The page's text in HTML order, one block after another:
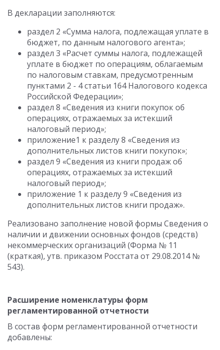
В декларации заполняются:
раздел 2 «Сумма налога, подлежащая уплате в
бюджет, по данным налогового агента»;
раздел 3 «Расчет суммы налога, подлежащей
уплате в бюджет по операциям, облагаемым
по налоговым ставкам, предусмотренным
пунктами 2 - 4 статьи 164 Налогового кодекса
Российской Федерации»;
раздел 8 «Сведения из книги покупок об
операциях, отражаемых за истекший
налоговый период»;
приложение1 к разделу 8 «Сведения из
дополнительных листов книги покупок»;
раздел 9 «Сведения из книги продаж об
операциях, отражаемых за истекший
налоговый период»;
приложение 1 к разделу 9 «Сведения из
дополнительных листов книги продаж».
Реализовано заполнение новой формы Сведения о
наличии и движении основных фондов (средств)
некоммерческих организаций (Форма № 11
(краткая), утв. приказом Росстата от 29.08.2014 №
543).
Расширение номенклатуры форм
регламентированной отчетности
В состав форм регламентированной отчетности
добавлены: